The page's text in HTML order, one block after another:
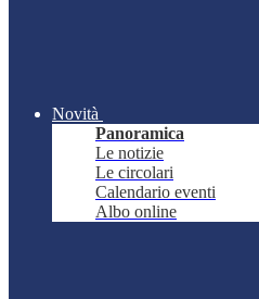
Novità
Panoramica
Le notizie
Le circolari
Calendario eventi
Albo online